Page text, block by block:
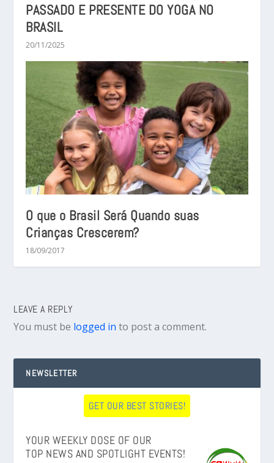
PASSADO E PRESENTE DO YOGA NO
BRASIL
20/11/2025
O que o Brasil Será Quando suas
Crianças Crescerem?
18/09/2017
LEAVE A REPLY
You must be logged in to post a comment.
NEWSLETTER
GET OUR BEST STORIES!
YOUR WEEKLY DOSE OF OUR
TOP NEWS AND SPOTLIGHT EVENTS!